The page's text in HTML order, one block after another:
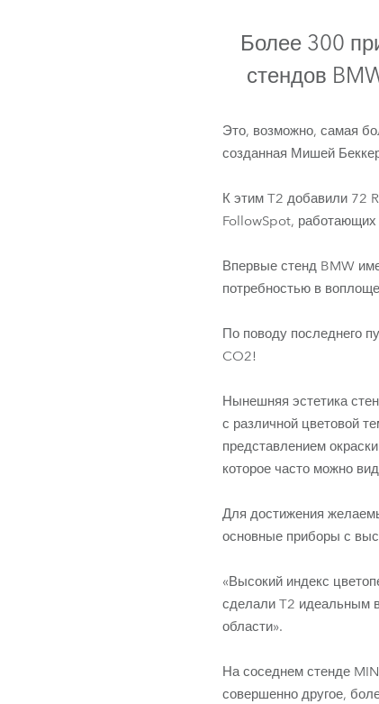
Robe
T2
Более 300
стендов
Это, возможно, самая
созданная Мишей
К этим T2 добавили 72
FollowSpot,
Впервые стенд BMW
потребностью в
По поводу последнего
CO2!
Нынешняя эстетика
с различной цветовой
представлением
которое часто можно
Для достижения
основные приборы с
«Высокий индекс
сделали T2 идеальным
области».
На соседнем стенде
совершенно другое,